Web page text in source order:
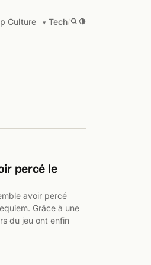
Culture Tech/
percé le
avoir percé
Grâce à une
du jeu ont enfin